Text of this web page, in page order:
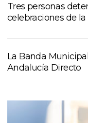
Tres personas
celebraciones de
La Banda
Andalucía Directo